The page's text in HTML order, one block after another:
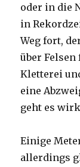
oder in die
in
Weg fort,
über
Kletterei
eine
geht es
Einige
allerdings